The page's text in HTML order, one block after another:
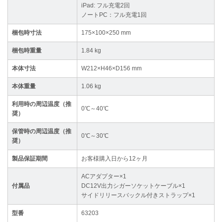
iPad: フル充電2回
ノートPC：フル充電1回
梱包時寸法 175×100×250 mm
梱包時重量 1.84 kg
本体寸法 W212×H46×D156 mm
本体重量 1.06 kg
利用時の周辺温度（推
奨）
0℃～40℃
保管時の周辺温度（推
奨）
0℃～30℃
製品保証期間 お客様購入日から12ヶ月
付属品
ACアダプター×1
DC12V出力シガーソケットケーブル×1
サイドリリースバックル付きストラップ×1
型番 63203